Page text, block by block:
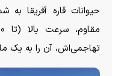
حیوانات قاره آفریقا
تهاجمی‌اش، آن را به یک